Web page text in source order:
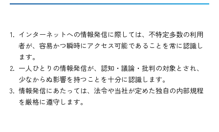
インターネットへの情報発信に際しては、不特定多数の利用
者が、容易かつ瞬時にアクセス可能であることを常に認識し
ます。
一人ひとりの情報発信が、認知・議論・批判の対象とされ、
少なからぬ影響を持つことを十分に認識します。
情報発信にあたっては、法令や当社が定めた独自の内部規程
を厳格に遵守します。